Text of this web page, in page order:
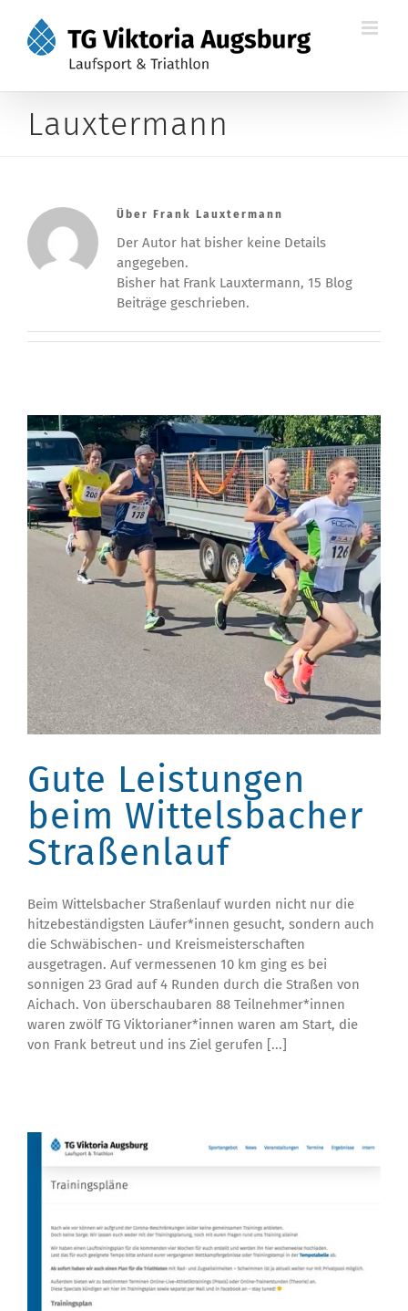
Inhalt
springen
Lauxtermann
Über Frank Lauxtermann
Der Autor hat bisher keine Details
angegeben.
Bisher hat Frank Lauxtermann, 15 Blog
Beiträge geschrieben.
Gute Leistungen
beim Wittelsbacher
Straßenlauf
Beim Wittelsbacher Straßenlauf wurden nicht nur die
hitzebeständigsten Läufer*innen gesucht, sondern auch
die Schwäbischen- und Kreismeisterschaften
ausgetragen. Auf vermessenen 10 km ging es bei
sonnigen 23 Grad auf 4 Runden durch die Straßen von
Aichach. Von überschaubaren 88 Teilnehmer*innen
waren zwölf TG Viktorianer*innen waren am Start, die
von Frank betreut und ins Ziel gerufen [...]